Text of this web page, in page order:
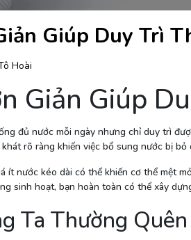
Giúp Duy Trì
Hoài
Giản Giúp
đủ nước mỗi ngày nhưng chỉ duy trì
rõ ràng khiến việc bổ sung nước bị bỏ
ít nước kéo dài có thể khiến cơ thể mệt
sinh hoạt, bạn hoàn toàn có thể xây
Ta Thường